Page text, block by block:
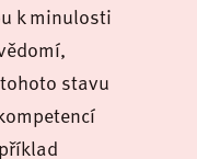
k minulosti
stavu